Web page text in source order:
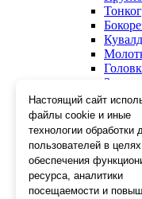
Керны
Настоящий сайт
файлы cookie и иные
технологии обработки
пользователей в целях
обеспечения
ресурса, аналитики
посещаемости и